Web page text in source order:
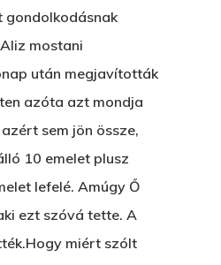
gondolkodásnak
mostani
után megjavították
azóta azt mondja
sem jön össze,
10 emelet plusz
lefelé. Amúgy Ő
ezt szóvá tette. A
miért szólt
A „BECSÜLETES”